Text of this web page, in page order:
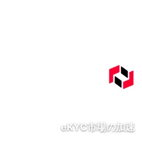
eKYC市場の加速